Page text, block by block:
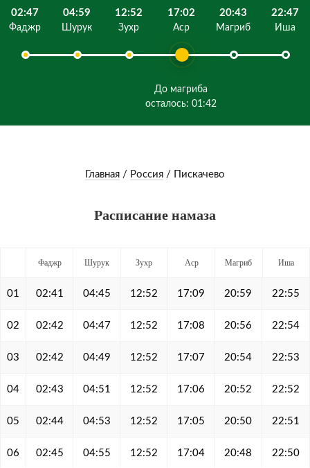
02:47
Фаджр
04:59
Шурук
12:52
Зухр
17:02
Аср
До магриба
осталось: 01:42
20:43
Магриб
22:47
Иша
Главная / Россия / Пискачево
Расписание намаза
Фаджр Шурук Зухр Аср Магриб Иша
01 02:41 04:45 12:52 17:09 20:59 22:55
02 02:42 04:47 12:52 17:08 20:56 22:54
03 02:42 04:49 12:52 17:07 20:54 22:53
04 02:43 04:51 12:52 17:06 20:52 22:52
05 02:44 04:53 12:52 17:05 20:50 22:51
06 02:45 04:55 12:52 17:04 20:48 22:50